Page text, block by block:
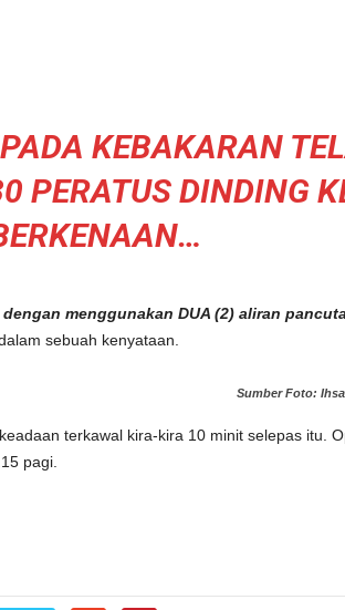
KEBAKARAN
PERATUS DINDING
menggunakan DUA (2) aliran
sebuah kenyataan.
Sumber Foto:
terkawal kira-kira 10 minit selepas itu.
pagi.